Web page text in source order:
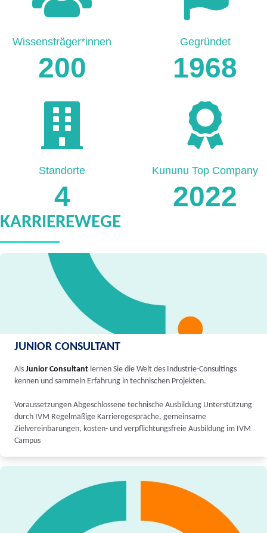
200
Wissensträger*innen
1968
Gegründet
4
Standorte
2022
Kununu Top Company
KARRIEREWEGE
JUNIOR CONSULTANT
Als Junior Consultant lernen Sie die Welt des Industrie-Consultings
kennen und sammeln Erfahrung in technischen Projekten.
Voraussetzungen Abgeschlossene technische Ausbildung Unterstützung
durch IVM Regelmäßige Karrieregespräche, gemeinsame
Zielvereinbarungen, kosten- und verpflichtungsfreie Ausbildung im IVM
Campus